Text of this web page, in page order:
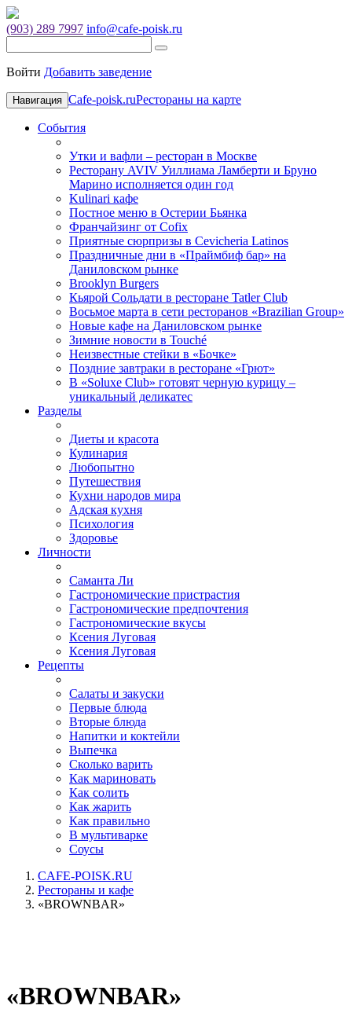
(903) 289 7997 info@cafe-poisk.ru
Войти Добавить заведение
Навигация Cafe-poisk.ruРестораны на карте
События
Утки и вафли – ресторан в Москве
Ресторану AVIV Уиллиама Ламберти и Бруно
Марино исполняется один год
Kulinari кафе
Постное меню в Остерии Бьянка
Франчайзинг от Cofix
Приятные сюрпризы в Cevicheria Latinos
Праздничные дни в «Праймбиф бар» на
Даниловском рынке
Brooklyn Burgers
Кьярой Сольдати в ресторане Tatler Club
Восьмое марта в сети ресторанов «Brazilian Group»
Новые кафе на Даниловском рынке
Зимние новости в Touché
Неизвестные стейки в «Бочке»
Поздние завтраки в ресторане «Грют»
В «Soluxe Club» готовят черную курицу –
уникальный деликатес
Разделы
Диеты и красота
Кулинария
Любопытно
Путешествия
Кухни народов мира
Адская кухня
Психология
Здоровье
Личности
Саманта Ли
Гастрономические пристрастия
Гастрономические предпочтения
Гастрономические вкусы
Ксения Луговая
Ксения Луговая
Рецепты
Салаты и закуски
Первые блюда
Вторые блюда
Напитки и коктейли
Выпечка
Сколько варить
Как мариновать
Как солить
Как жарить
Как правильно
В мультиварке
Соусы
CAFE-POISK.RU
Рестораны и кафе
«BROWNBAR»
«BROWNBAR»